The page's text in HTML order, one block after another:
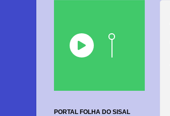
PORTAL FOLHA DO SISAL